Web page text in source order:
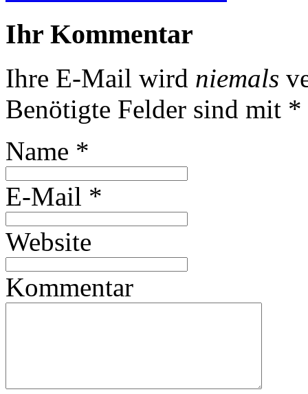
Ihr Kommentar
Ihre E-Mail wird niemals
Benötigte Felder sind mit *
Name *
E-Mail *
Website
Kommentar